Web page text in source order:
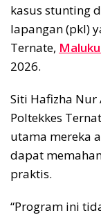
kasus stunting
lapangan (pkl)
Ternate,
2026.
Siti Hafizha Nur
Poltekkes
utama mereka
dapat
praktis.
“Program ini